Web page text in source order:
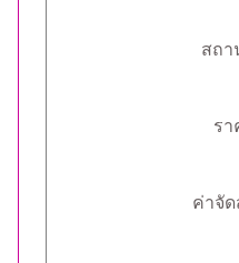
สถา
รา
ค่าจัด